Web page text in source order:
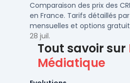
Comparaison des prix des
en France. Tarifs détaillés
mensuelles et options
ETI.
28 juil.
Tout savoir sur
Médiatique